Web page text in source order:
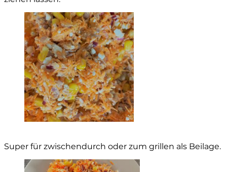
Super für zwischendurch oder zum grillen als Beilage.